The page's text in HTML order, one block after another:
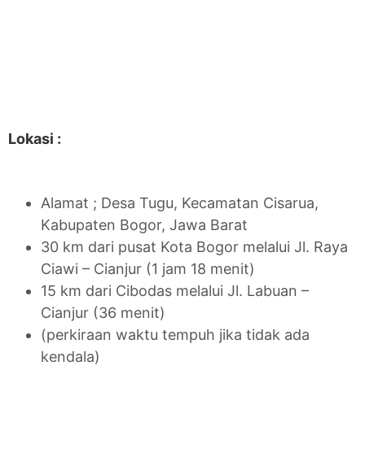
Lokasi :
Alamat ; Desa Tugu, Kecamatan Cisarua,
Kabupaten Bogor, Jawa Barat
30 km dari pusat Kota Bogor melalui Jl. Raya
Ciawi – Cianjur (1 jam 18 menit)
15 km dari Cibodas melalui Jl. Labuan –
Cianjur (36 menit)
(perkiraan waktu tempuh jika tidak ada
kendala)